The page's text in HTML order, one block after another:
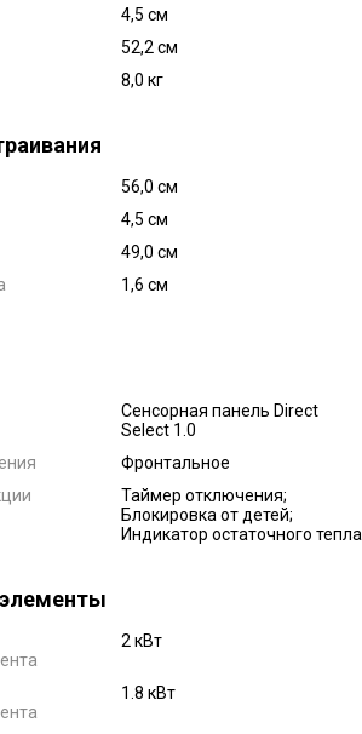
4,5 см
52,2 см
8,0 кг
56,0 см
4,5 см
49,0 см
1,6 см
Сенсорная панель Direct
Select 1.0
Фронтальное
Таймер отключения;
Блокировка от детей;
Индикатор остаточного тепла
2 кВт
1.8 кВт